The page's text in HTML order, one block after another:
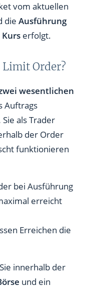
vom aktuellen
die Ausführung
erfolgt.
Order?
wesentlichen
Auftrags
als Trader
der Order
funktionieren
bei Ausführung
erreicht
Erreichen die
innerhalb der
und ein